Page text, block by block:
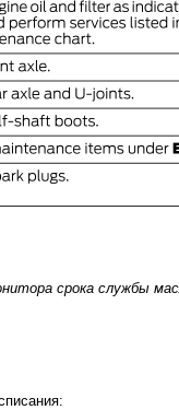
срока службы